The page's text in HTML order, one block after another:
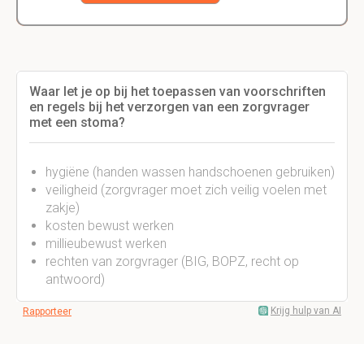
Waar let je op bij het toepassen van voorschriften
en regels bij het verzorgen van een zorgvrager
met een stoma?
hygiëne (handen wassen handschoenen gebruiken)
veiligheid (zorgvrager moet zich veilig voelen met
zakje)
kosten bewust werken
millieubewust werken
rechten van zorgvrager (BIG, BOPZ, recht op
antwoord)
Rapporteer Krijg hulp van AI